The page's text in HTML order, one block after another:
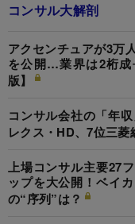
コンサル大解剖
アクセンチュアが3万
を公開…業界は2桁成
版】
コンサル会社の「年
レクス・HD、7位三菱
上場コンサル主要27
ップを大公開！ベイ
の“序列”は？